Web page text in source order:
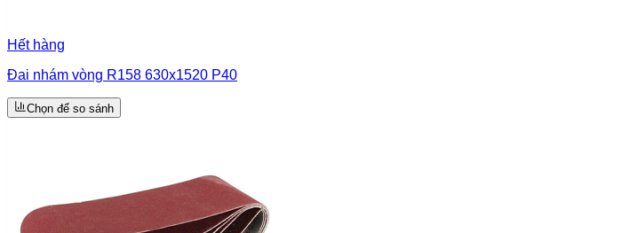
Hết hàng
Đai nhám vòng R158 630x1520 P40
Chọn để so sánh